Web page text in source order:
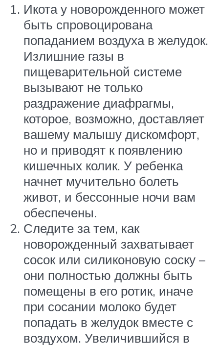
Икота у новорожденного может
быть спровоцирована
попаданием воздуха в желудок.
Излишние газы в
пищеварительной системе
вызывают не только
раздражение диафрагмы,
которое, возможно, доставляет
вашему малышу дискомфорт,
но и приводят к появлению
кишечных колик. У ребенка
начнет мучительно болеть
живот, и бессонные ночи вам
обеспечены.
Следите за тем, как
новорожденный захватывает
сосок или силиконовую соску –
они полностью должны быть
помещены в его ротик, иначе
при сосании молоко будет
попадать в желудок вместе с
воздухом. Увеличившийся в